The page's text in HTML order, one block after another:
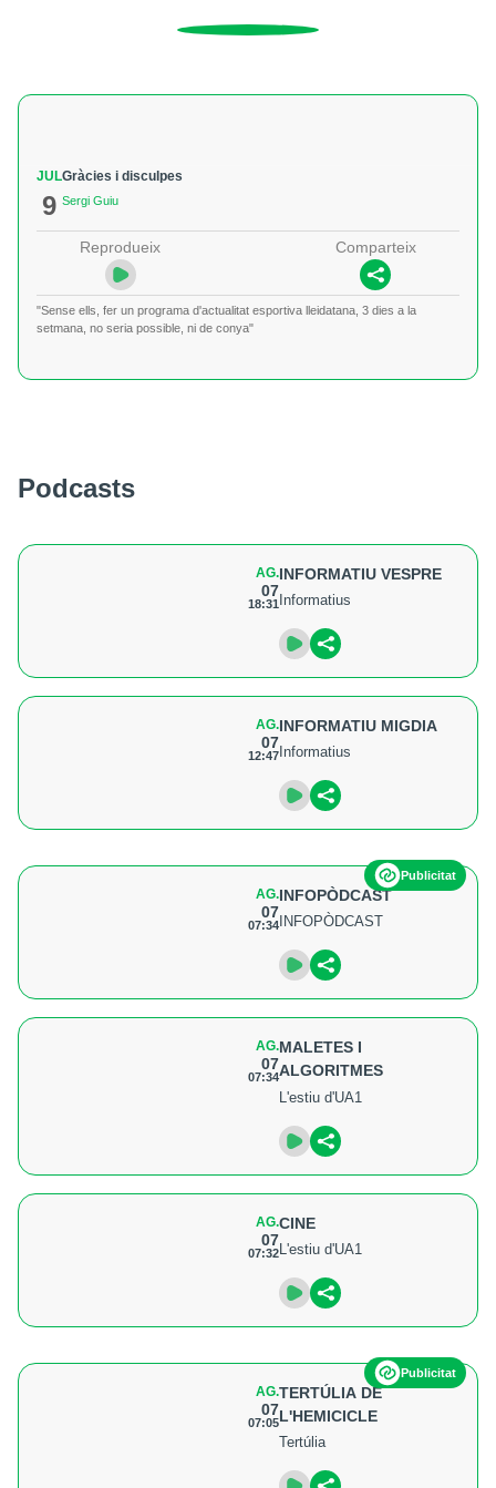
JUL
9
Gràcies i disculpes
Sergi Guiu
Reprodueix Comparteix
"Sense ells, fer un programa d'actualitat esportiva lleidatana, 3 dies a la
setmana, no seria possible, ni de conya"
Podcasts
AG.
07
18:31
INFORMATIU VESPRE
Informatius
AG.
07
12:47
INFORMATIU MIGDIA
Informatius
Publicitat
AG.
07
07:34
INFOPÒDCAST
INFOPÒDCAST
AG.
07
07:34
MALETES I
ALGORITMES
L'estiu d'UA1
AG.
07
07:32
CINE
L'estiu d'UA1
Publicitat
AG.
07
07:05
TERTÚLIA DE
L'HEMICICLE
Tertúlia